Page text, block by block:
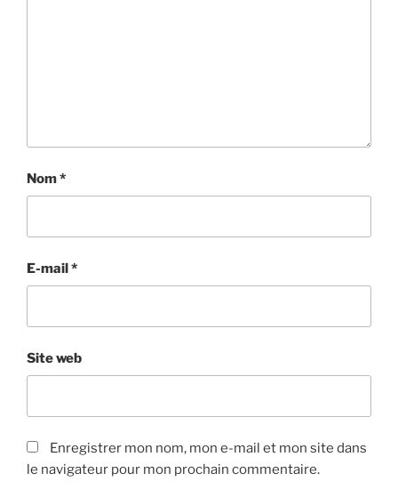
Nom*
E-mail*
Site web
Enregistrer mon nom, mon e-mail et mon site dans
le navigateur pour mon prochain commentaire.